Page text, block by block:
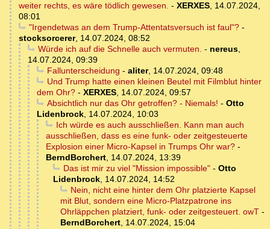
weiter rechts, es wäre tödlich gewesen. - XERXES, 14.07.2024,
08:01
"Irgendetwas an dem Trump-Attentatsversuch ist faul"?-
stocksorcerer, 14.07.2024, 08:52
Würde ich auf die Schnelle auch vermuten. - nereus,
14.07.2024, 09:39
Fallunterscheidung - aliter, 14.07.2024, 09:48
Und Trump hatte einen kleinen Beutel mit Filmblut hinter
dem Ohr? - XERXES, 14.07.2024, 09:57
Absichtlich nur das Ohr getroffen? - Niemals! - Otto
Lidenbrock, 14.07.2024, 10:03
Ich würde es auch ausschließen. Kann man auch
ausschließen, dass es eine funk- oder zeitgesteuerte
Explosion einer Micro-Kapsel in Trumps Ohr war? -
BerndBorchert, 14.07.2024, 13:39
Das ist mir zu viel "Mission impossible"- Otto
Lidenbrock, 14.07.2024, 14:52
Nein, nicht eine hinter dem Ohr platzierte Kapsel
mit Blut, sondern eine Micro-Platzpatrone ins
Ohrläppchen platziert, funk- oder zeitgesteuert. owT -
BerndBorchert, 14.07.2024, 15:04